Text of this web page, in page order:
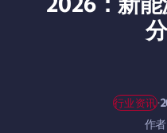
行业资讯·
作者